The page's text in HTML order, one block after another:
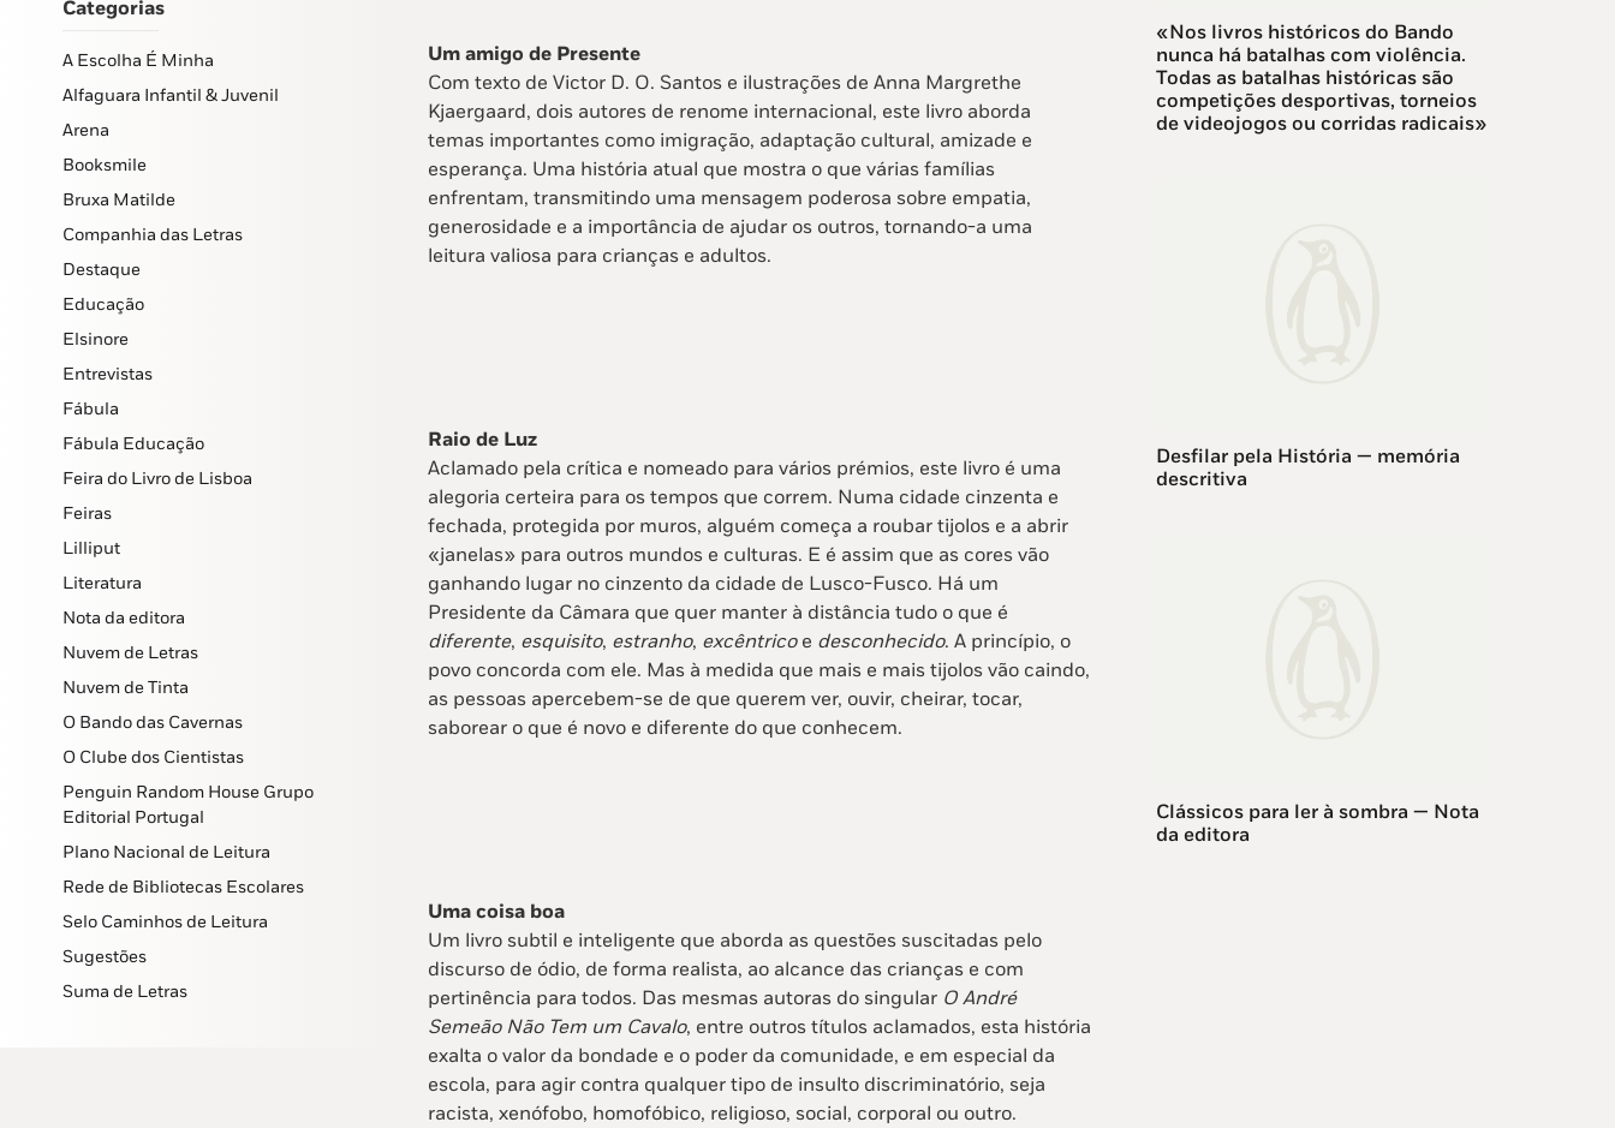
Categorias
A Escolha É Minha
Alfaguara Infantil & Juvenil
Arena
Booksmile
Bruxa Matilde
Companhia das Letras
Destaque
Educação
Elsinore
Entrevistas
Fábula
Fábula Educação
Feira do Livro de Lisboa
Feiras
Lilliput
Literatura
Nota da editora
Nuvem de Letras
Nuvem de Tinta
O Bando das Cavernas
O Clube dos Cientistas
Penguin Random House Grupo
Editorial Portugal
Plano Nacional de Leitura
Rede de Bibliotecas Escolares
Selo Caminhos de Leitura
Sugestões
Suma de Letras
Um amigo de Presente
Com texto de Victor D. O. Santos e ilustrações de Anna Margrethe
Kjaergaard, dois autores de renome internacional, este livro aborda
temas importantes como imigração, adaptação cultural, amizade e
esperança. Uma história atual que mostra o que várias famílias
enfrentam, transmitindo uma mensagem poderosa sobre empatia,
generosidade e a importância de ajudar os outros, tornando-a uma
leitura valiosa para crianças e adultos.
Raio de Luz
Aclamado pela crítica e nomeado para vários prémios, este livro é uma
alegoria certeira para os tempos que correm. Numa cidade cinzenta e
fechada, protegida por muros, alguém começa a roubar tijolos e a abrir
«janelas» para outros mundos e culturas. E é assim que as cores vão
ganhando lugar no cinzento da cidade de Lusco-Fusco. Há um
Presidente da Câmara que quer manter à distância tudo o que é
diferente, esquisito, estranho, excêntricoe desconhecido. A princípio, o
povo concorda com ele. Mas à medida que mais e mais tijolos vão caindo,
as pessoas apercebem-se de que querem ver, ouvir, cheirar, tocar,
saborear o que é novo e diferente do que conhecem.
Uma coisa boa
Um livro subtil e inteligente que aborda as questões suscitadas pelo
discurso de ódio, de forma realista, ao alcance das crianças e com
pertinência para todos. Das mesmas autoras do singular O André
Semeão Não Tem um Cavalo, entre outros títulos aclamados, esta história
exalta o valor da bondade e o poder da comunidade, e em especial da
escola, para agir contra qualquer tipo de insulto discriminatório, seja
racista, xenófobo, homofóbico, religioso, social, corporal ou outro.
«Nos livros históricos do Bando
nunca há batalhas com violência.
Todas as batalhas históricas são
competições desportivas, torneios
de videojogos ou corridas radicais»
Desfilar pela História — memória
descritiva
Clássicos para ler à sombra — Nota
da editora